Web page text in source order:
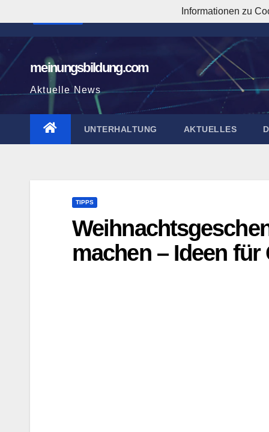
Inhalt
springen
meinungsbildung.com
Aktuelle News
UNTERHALTUNG AKTUELLES
TIPPS
machen – Ideen für
Informationen zu